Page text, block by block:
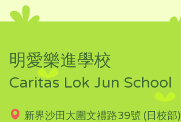
明愛樂進學校
Caritas Lok Jun School
新界沙田大圍文禮路39號 (日校部)